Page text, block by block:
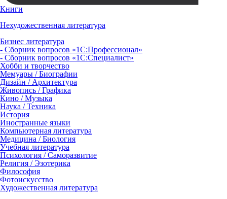
Книги
Нехудожественная литература
Бизнес литература
- Сборник вопросов «1С:Профессионал»
- Сборник вопросов «1С:Специалист»
Хобби и творчество
Мемуары / Биографии
Дизайн / Архитектура
Живопись / Графика
Кино / Музыка
Наука / Техника
История
Иностранные языки
Компьютерная литература
Медицина / Биология
Учебная литература
Психология / Саморазвитие
Религия / Эзотерика
Философия
Фотоискусство
Художественная литература